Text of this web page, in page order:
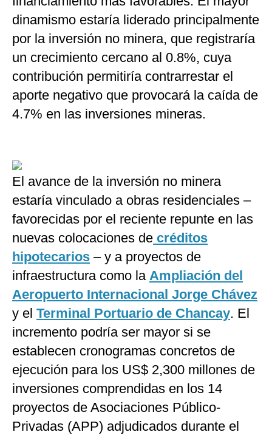
dinamismo estaría liderado principalmente
por la inversión no minera, que registraría
un crecimiento cercano al 0.8%, cuya
contribución permitiría contrarrestar el
aporte negativo que provocará la caída de
4.7% en las inversiones mineras.
El avance de la inversión no minera
estaría vinculado a obras residenciales –
favorecidas por el reciente repunte en las
nuevas colocaciones de créditos
hipotecarios – y a proyectos de
infraestructura como la Ampliación del
Aeropuerto Internacional Jorge Chávez
y el Terminal Portuario de Chancay. El
incremento podría ser mayor si se
establecen cronogramas concretos de
ejecución para los US$ 2,300 millones de
inversiones comprendidas en los 14
proyectos de Asociaciones Público-
Privadas (APP) adjudicados durante el